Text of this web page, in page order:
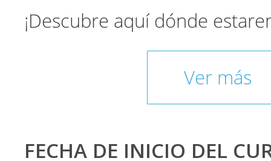
¡Descubre aquí dónde
Ver más
FECHA DE INICIO DEL